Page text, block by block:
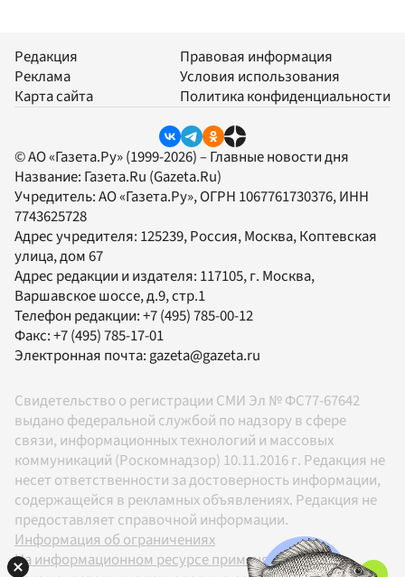
Редакция
Реклама
Карта сайта
Правовая информация
Условия использования
Политика конфиденциальности
© АО «Газета.Ру» (1999-2026) – Главные новости дня
Название: Газета.Ru (Gazeta.Ru)
Учредитель:АО «Газета.Ру», ОГРН 1067761730376, ИНН
7743625728
Адрес учредителя: 125239, Россия, Москва, Коптевская
улица, дом 67
Адрес редакции и издателя: 117105, г. Москва,
Варшавское шоссе, д.9, стр.1
Телефон редакции:+7 (495) 785-00-12
Факс:+7 (495) 785-17-01
Электронная почта: gazeta@gazeta.ru
Свидетельство о регистрации СМИ Эл № ФС77-67642
выдано федеральной службой по надзору в сфере
связи, информационных технологий и массовых
коммуникаций (Роскомнадзор) 10.11.2016 г. Редакция не
несет ответственности за достоверность информации,
содержащейся в рекламных объявлениях. Редакция не
предоставляет справочной информации.
Информация об ограничениях
На информационном ресурсе применяются